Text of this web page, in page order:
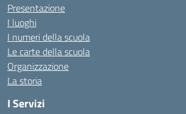
Presentazione
I luoghi
I numeri della scuola
Le carte della scuola
Organizzazione
La storia
I Servizi